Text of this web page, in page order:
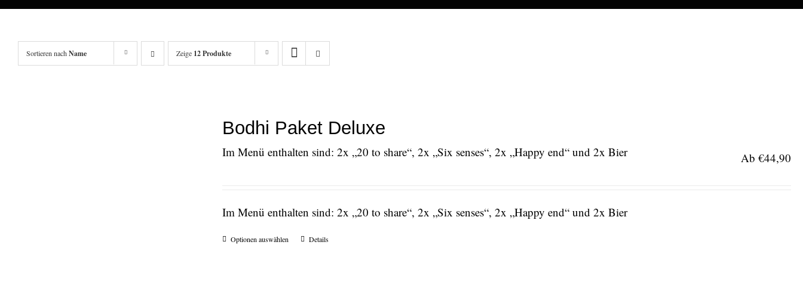
Sortieren nach Name Zeige 12 Produkte
Bodhi Paket Deluxe
Im Menü enthalten sind: 2x „20 to share“, 2x „Six senses“, 2x „Happy end“ und 2x Bier Ab €44,90
Im Menü enthalten sind: 2x „20 to share“, 2x „Six senses“, 2x „Happy end“ und 2x Bier
Optionen auswählen Details